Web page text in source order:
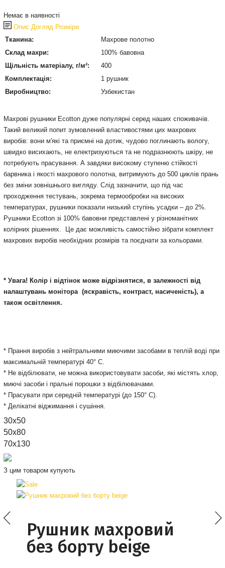
Немає в наявності
Опис Догляд Розміри
Тканина:
Махрове полотно
Склад махри:
100% бавовна
Щільність матеріалу, г/м²:
400
Комплектація:
1 рушник
Виробництво:
Узбекистан
Махрові рушники Ecotton дуже популярні серед наших споживачів.
Такий великий попит зумовлений властивостями цих махрових
виробів: вони м'які та приємні на дотик, чудово поглинають вологу,
швидко висихають, не електризуються та не подразнюють шкіру, не
потребують прасування. А завдяки високому ступеню стійкості
барвника і якості махрового полотна, витримують до 500 циклів прань
без зміни зовнішнього вигляду. Слід зазначити, що під час
проходження тестувань, зокрема термообробки на високих
температурах, рушники показали низький ступінь усадки – до 2%.
Рушники Ecotton зі 100% бавовни представлені у різноманітних
колірних рішеннях. Це дає можливість самостійно зібрати комплект
махрових виробів необхідних розмірів та поєднати за кольорами.
* Увага! Колір і відтінок може відрізнятися, в залежності від
налаштувань монітора(яскравість, контраст, насиченість), а
також освітлення.
* Прання виробів з нейтральними миючими засобами в теплій воді при
максимальній температурі 40° С.
* Не відбілювати, не можна використовувати засоби, які містять хлор,
миючі засоби і пральні порошки з відбілювачами.
* Прасувати при середній температурі (до 150° С).
* Делікатні віджимання і сушіння.
30х50
50x80
70x130
З цим товаром купують
Рушник махровий
без борту beige